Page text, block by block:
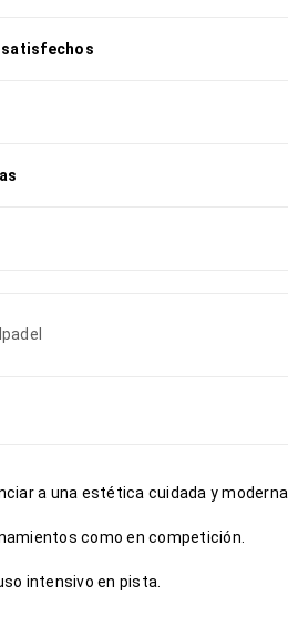
satisfechos
a una estética cuidada y moderna.
como en competición.
intensivo en pista.